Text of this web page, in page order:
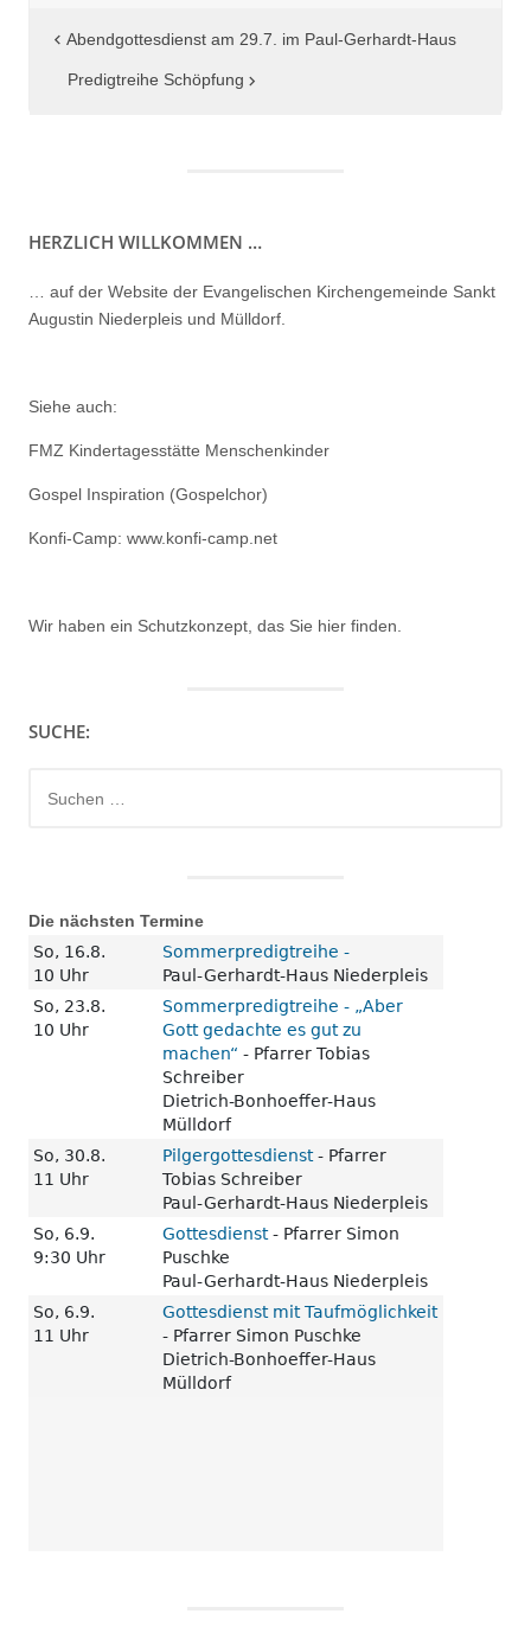
Beitragsnavigation
Abendgottesdienst am 29.7. im Paul-Gerhardt-Haus
Predigtreihe Schöpfung
HERZLICH WILLKOMMEN …
… auf der Website der Evangelischen Kirchengemeinde Sankt
Augustin Niederpleis und Mülldorf.
Siehe auch:
FMZ Kindertagesstätte Menschenkinder
Gospel Inspiration (Gospelchor)
Konfi-Camp: www.konfi-camp.net
Wir haben ein Schutzkonzept, das Sie hier finden.
SUCHE:
nach:
Die nächsten Termine